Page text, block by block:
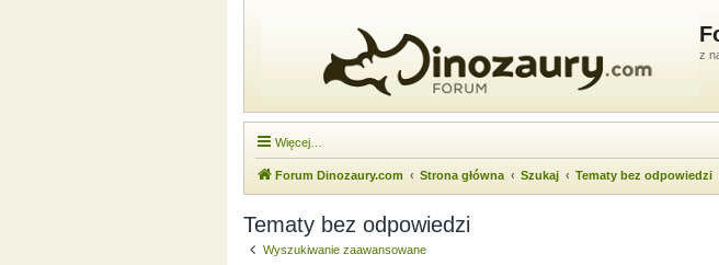
z
Więcej…
Forum Dinozaury.com Strona główna Szukaj Tematy bez odpowiedzi
Tematy bez odpowiedzi
Wyszukiwanie zaawansowane